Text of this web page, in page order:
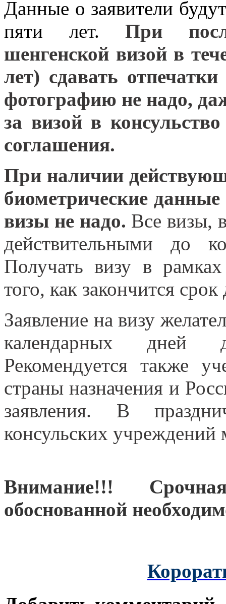
Данные о заявители
пяти лет.При
шенгенской визой в
лет) сдавать
фотографию не надо,
за визой в
соглашения.
При наличии
биометрические
визы не надо. Все визы,
действительными до
Получать визу в
того, как закончится
Заявление на визу
календарных дней
Рекомендуется также
страны назначения и
заявления. В
консульских
Внимание!!!
обоснованной